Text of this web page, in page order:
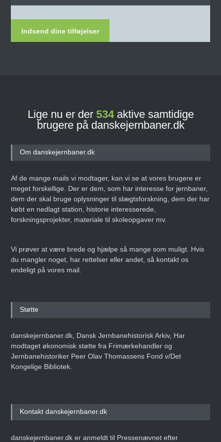
Indsend dine tilføjelser
Lige nu er der 534aktive samtidige
brugere på danskejernbaner.dk
Om danskejernbaner.dk
Af de mange mails vi modtager, kan vi se at vores brugere er
meget forskellige. Der er dem, som har interesse for jernbaner,
dem der skal bruge oplysninger til slægtsforskning, dem der har
købt en nedlagt station, historie interesserede,
forskningsprojekter, materiale til skoleopgaver mv.
Vi prøver at være brede og hjælpe så mange som muligt. Hvis
du mangler noget, har rettelser eller andet, så kontakt os
endeligt på vores mail.
Støtte
danskejernbaner.dk, Dansk Jernbanehistorisk Arkiv, Har
modtaget økonomisk støtte fra Frimærkehandler og
Jernbanehistoriker Peer Olav Thomassens Fond v/Det
Kongelige Bibliotek.
Kontakt danskejernbaner.dk
danskejernbaner.dk er anmeldt til Pressenævnet efter